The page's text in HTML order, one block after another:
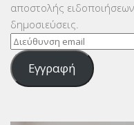
αποστολής
δημοσιεύσεις.
Διεύθυνση
email
Εγγραφή